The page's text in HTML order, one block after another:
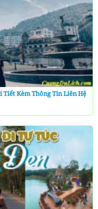
Tiết Kèm Thông Tin Liên Hệ